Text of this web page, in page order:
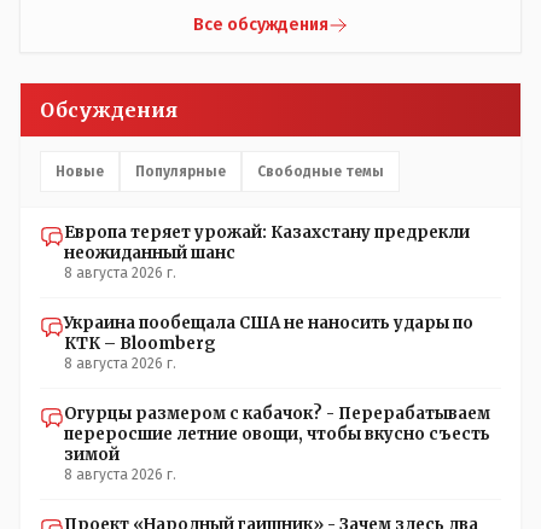
НЕОДНОКРАТНО, указывал и многократно на недостатки
Назарбая и предлагал ему самому ДОБРОВОЛЬНО уйти с
Все обсуждения
Обсуждения
Новые Популярные Свободные темы
Европа теряет урожай: Казахстану предрекли
неожиданный шанс
8 августа 2026 г.
Украина пообещала США не наносить удары по
КТК – Bloomberg
8 августа 2026 г.
Огурцы размером с кабачок? - Перерабатываем
переросшие летние овощи, чтобы вкусно съесть
зимой
8 августа 2026 г.